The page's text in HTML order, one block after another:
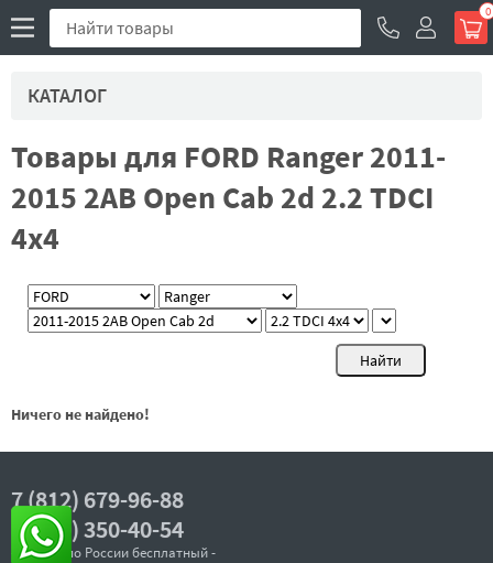
0
КАТАЛОГ
Товары для FORD Ranger 2011-
2015 2AB Open Cab 2d 2.2 TDCI
4x4
Ничего не найдено!
7 (812) 679-96-88
8 (800) 350-40-54
- звонок по России бесплатный -